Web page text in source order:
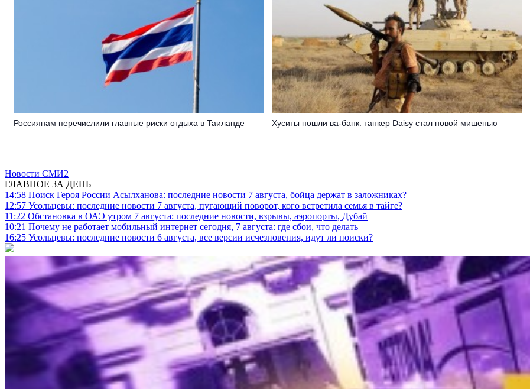
Россиянам перечислили главные риски отдыха в Таиланде Хуситы пошли ва-банк: танкер Daisy стал новой мишенью
Новости СМИ2
ГЛАВНОЕ ЗА ДЕНЬ
14:58 Поиск Героя России Асылханова: последние новости 7 августа, бойца держат в заложниках?
12:57 Усольцевы: последние новости 7 августа, пугающий поворот, кого встретила семья в тайге?
11:22 Обстановка в ОАЭ утром 7 августа: последние новости, взрывы, аэропорты, Дубай
10:21 Почему не работает мобильный интернет сегодня, 7 августа: где сбои, что делать
16:25 Усольцевы: последние новости 6 августа, все версии исчезновения, идут ли поиски?